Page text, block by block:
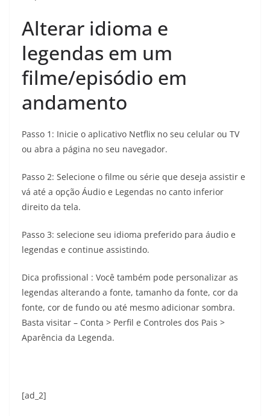
Alterar idioma e
legendas em um
filme/episódio em
andamento
Passo 1: Inicie o aplicativo Netflix no seu celular ou TV
ou abra a página no seu navegador.
Passo 2: Selecione o filme ou série que deseja assistir e
vá até a opção Áudio e Legendas no canto inferior
direito da tela.
Passo 3: selecione seu idioma preferido para áudio e
legendas e continue assistindo.
Dica profissional : Você também pode personalizar as
legendas alterando a fonte, tamanho da fonte, cor da
fonte, cor de fundo ou até mesmo adicionar sombra.
Basta visitar – Conta > Perfil e Controles dos Pais >
Aparência da Legenda.
[ad_2]